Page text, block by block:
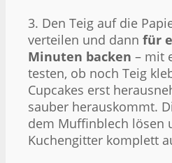
3. Den Teig auf die
verteilen und dann für
Minuten backen – mit
testen, ob noch Teig
Cupcakes erst
sauber herauskommt.
dem Muffinblech lösen
Kuchengitter komplett